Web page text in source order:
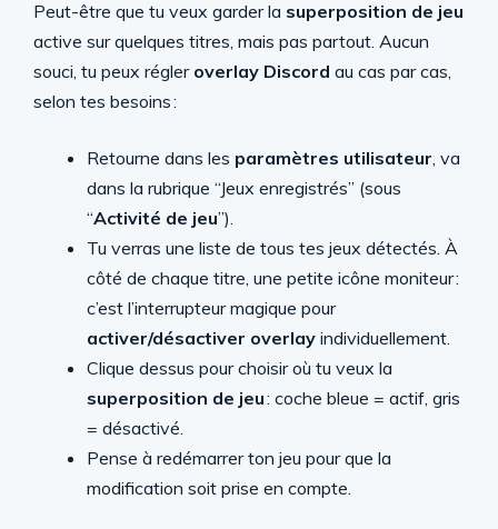
Peut-être que tu veux garder la superposition de jeu
active sur quelques titres, mais pas partout. Aucun
souci, tu peux régler overlay Discord au cas par cas,
selon tes besoins :
Retourne dans les paramètres utilisateur, va
dans la rubrique “Jeux enregistrés” (sous
“Activité de jeu”).
Tu verras une liste de tous tes jeux détectés. À
côté de chaque titre, une petite icône moniteur :
c’est l’interrupteur magique pour
activer/désactiver overlay individuellement.
Clique dessus pour choisir où tu veux la
superposition de jeu: coche bleue = actif, gris
= désactivé.
Pense à redémarrer ton jeu pour que la
modification soit prise en compte.